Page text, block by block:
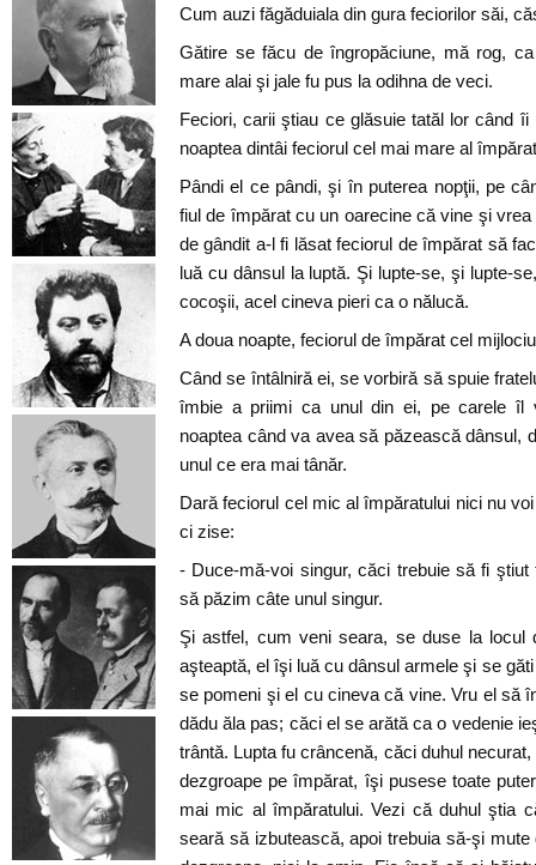
Cum auzi făgăduiala din gura feciorilor săi,
Gătire se făcu de îngropăciune, mă rog,
mare alai şi jale fu pus la odihna de veci.
Feciori, carii ştiau ce glăsuie tatăl lor când
noaptea dintâi feciorul cel mai mare al
Pândi el ce pândi, şi în puterea nopţii, pe
fiul de împărat cu un oarecine că vine şi
de gândit a-l fi lăsat feciorul de împărat să
luă cu dânsul la luptă. Şi lupte-se, şi lupte-
cocoşii, acel cineva pieri ca o nălucă.
A doua noapte, feciorul de împărat cel
Când se întâlniră ei, se vorbiră să spuie
îmbie a priimi ca unul din ei, pe carele îl
noaptea când va avea să păzească dânsul,
unul ce era mai tânăr.
Dară feciorul cel mic al împăratului nici nu
ci zise:
- Duce-mă-voi singur, căci trebuie să fi
să păzim câte unul singur.
Şi astfel, cum veni seara, se duse la locul
aşteaptă, el îşi luă cu dânsul armele şi se
se pomeni şi el cu cineva că vine. Vru el să
dădu ăla pas; căci el se arătă ca o vedenie
trântă. Lupta fu crâncenă, căci duhul
dezgroape pe împărat, îşi pusese toate
mai mic al împăratului. Vezi că duhul ştia
seară să izbutească, apoi trebuia să-şi